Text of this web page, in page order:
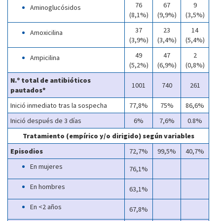
Aminoglucósidos
76
(8,1%)
67
(9,9%)
9
(3,5%)
Amoxicilina
37
(3,9%)
23
(3,4%)
14
(5,4%)
Ampicilina
49
(5,2%)
47
(6,9%)
2
(0,8%)
N.º total de antibióticos
pautados*
1001 740 261
Inició inmediato tras la sospecha 77,8% 75%
86,6%
Inició después de 3 días
6% 7,6%
0.8%
Tratamiento (empírico y/o dirigido) según variables
Episodios
72,7% 99,5%
40,7%
En mujeres
76,1%
En hombres
63,1%
En <2 años
67,8%